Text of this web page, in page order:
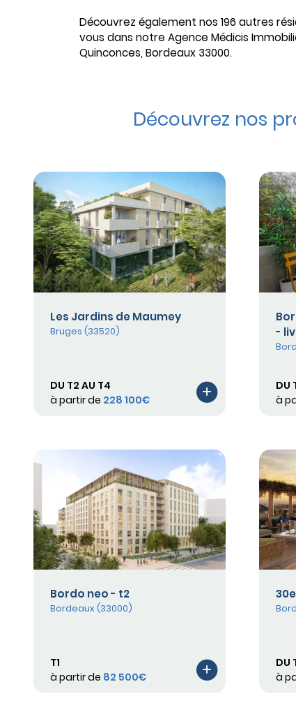
Découvrez également nos 196 autres
vous dans notre Agence Médicis
Quinconces, Bordeaux 33000.
Découvrez nos
Les Jardins de Maumey
Bruges (33520)
DU T2 AU T4
à partir de 228 100€
-
DU
à
Bordo neo - t2
Bordeaux (33000)
T1
à partir de 82 500€
DU
à